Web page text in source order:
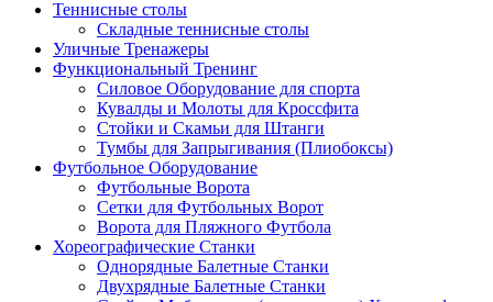
Теннисные столы
Складные теннисные столы
Уличные Тренажеры
Функциональный Тренинг
Силовое Оборудование для спорта
Кувалды и Молоты для Кроссфита
Стойки и Скамьи для Штанги
Тумбы для Запрыгивания (Плиобоксы)
Футбольное Оборудование
Футбольные Ворота
Сетки для Футбольных Ворот
Ворота для Пляжного Футбола
Хореографические Станки
Однорядные Балетные Станки
Двухрядные Балетные Станки